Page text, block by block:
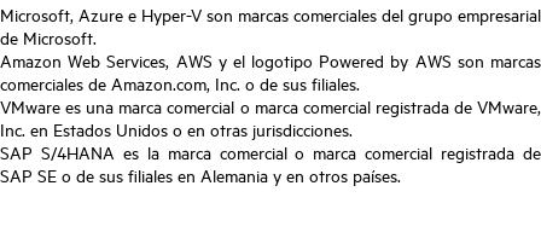
Microsoft, Azure e Hyper-V son marcas comerciales del grupo empresarial
de Microsoft.
Amazon Web Services, AWS y el logotipo Powered by AWS son marcas
comerciales de Amazon.com, Inc. o de sus filiales.
VMware es una marca comercial o marca comercial registrada de VMware,
Inc. en Estados Unidos o en otras jurisdicciones.
SAP S/4HANA es la marca comercial o marca comercial registrada de
SAP SE o de sus filiales en Alemania y en otros países.